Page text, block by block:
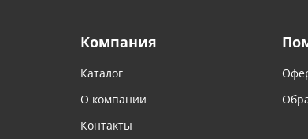
Компания
Каталог
О компании
Контакты